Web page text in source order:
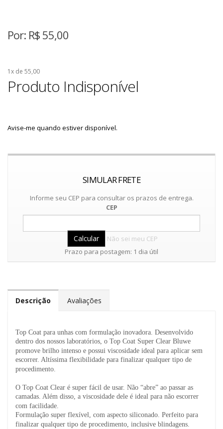
Por: R$ 55,00
1x de 55,00
Produto Indisponível
Avise-me quando estiver disponível.
SIMULAR FRETE
Informe seu CEP para consultar os prazos de entrega.
CEP
Não sei meu CEP
Prazo para postagem: 1 dia útil
Descrição Avaliações
Top Coat para unhas com formulação inovadora. Desenvolvido
dentro dos nossos laboratórios, o Top Coat Super Clear Bluwe
promove brilho intenso e possui viscosidade ideal para aplicar sem
escorrer. Altíssima flexibilidade para finalizar qualquer tipo de
procedimento.
O Top Coat Clear é super fácil de usar. Não “abre” ao passar as
camadas. Além disso, a viscosidade dele é ideal para não escorrer
com facilidade.
Formulação super flexível, com aspecto siliconado. Perfeito para
finalizar qualquer tipo de procedimento, inclusive blindagens.